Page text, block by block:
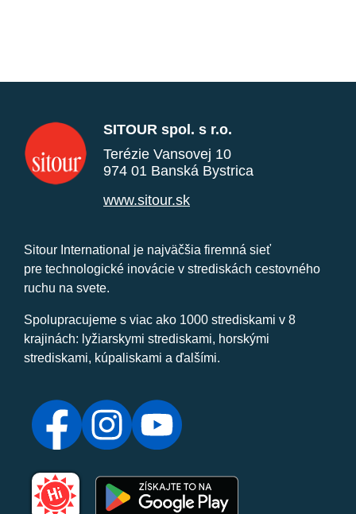
SITOUR spol. s r.o.
Terézie Vansovej 10
974 01 Banská Bystrica
www.sitour.sk
Sitour International je najväčšia firemná sieť
pre technologické inovácie v strediskách cestovného
ruchu na svete.
Spolupracujeme s viac ako 1000 strediskami v 8
krajinách: lyžiarskymi strediskami, horskými
strediskami, kúpaliskami a ďalšími.